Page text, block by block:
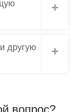
другую